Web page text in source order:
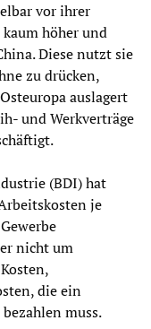
vor ihrer
höher und
Diese nutzt sie
zu drücken,
auslagert
und Werkverträge
(BDI) hat
je
nicht um
die ein
muss.